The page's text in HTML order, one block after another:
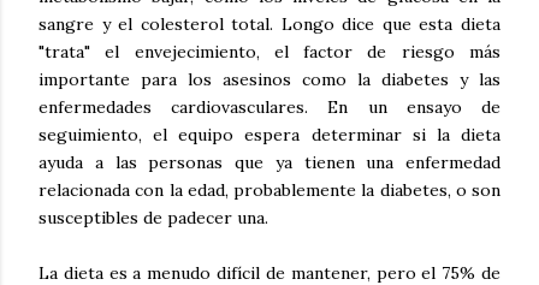
sangre y el colesterol total. Longo dice que esta dieta
"trata" el envejecimiento, el factor de riesgo más
importante para los asesinos como la diabetes y las
enfermedades cardiovasculares. En un ensayo de
seguimiento, el equipo espera determinar si la dieta
ayuda a las personas que ya tienen una enfermedad
relacionada con la edad, probablemente la diabetes, o son
susceptibles de padecer una.
La dieta es a menudo difícil de mantener, pero el 75% de